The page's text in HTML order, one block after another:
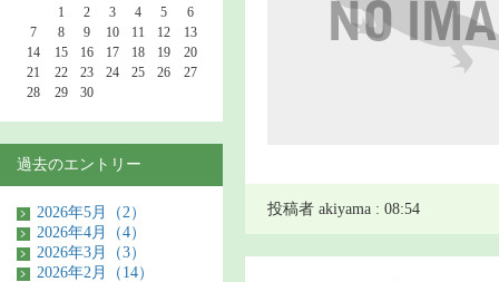
投稿者 akiyama : 08:54
1
2 3 4 5
6
7
8 9 10 11 12
13
14
15 16 17 18 19
20
21
22 23 24 25 26
27
28
29 30
過去のエントリー
2026年5月（2）
2026年4月（4）
2026年3月（3）
2026年2月（14）